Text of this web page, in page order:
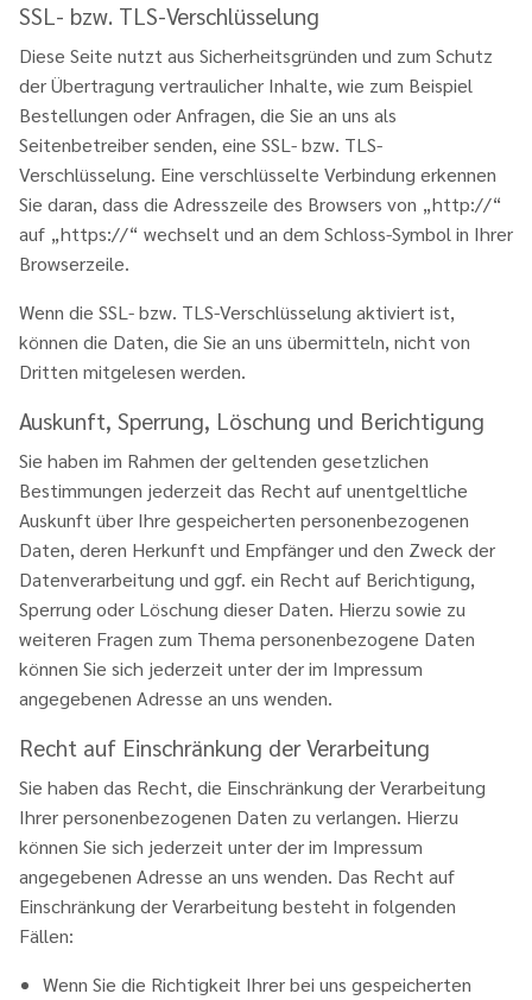
SSL- bzw. TLS-Verschlüsselung
Diese Seite nutzt aus Sicherheitsgründen und zum Schutz
der Übertragung vertraulicher Inhalte, wie zum Beispiel
Bestellungen oder Anfragen, die Sie an uns als
Seitenbetreiber senden, eine SSL- bzw. TLS-
Verschlüsselung. Eine verschlüsselte Verbindung erkennen
Sie daran, dass die Adresszeile des Browsers von „http://“
auf „https://“ wechselt und an dem Schloss-Symbol in Ihrer
Browserzeile.
Wenn die SSL- bzw. TLS-Verschlüsselung aktiviert ist,
können die Daten, die Sie an uns übermitteln, nicht von
Dritten mitgelesen werden.
Auskunft, Sperrung, Löschung und Berichtigung
Sie haben im Rahmen der geltenden gesetzlichen
Bestimmungen jederzeit das Recht auf unentgeltliche
Auskunft über Ihre gespeicherten personenbezogenen
Daten, deren Herkunft und Empfänger und den Zweck der
Datenverarbeitung und ggf. ein Recht auf Berichtigung,
Sperrung oder Löschung dieser Daten. Hierzu sowie zu
weiteren Fragen zum Thema personenbezogene Daten
können Sie sich jederzeit unter der im Impressum
angegebenen Adresse an uns wenden.
Recht auf Einschränkung der Verarbeitung
Sie haben das Recht, die Einschränkung der Verarbeitung
Ihrer personenbezogenen Daten zu verlangen. Hierzu
können Sie sich jederzeit unter der im Impressum
angegebenen Adresse an uns wenden. Das Recht auf
Einschränkung der Verarbeitung besteht in folgenden
Fällen:
Wenn Sie die Richtigkeit Ihrer bei uns gespeicherten